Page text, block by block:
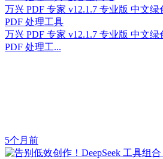
万兴 PDF 专家 v12.1.7 专业版 中文
PDF 处理工具
万兴 PDF 专家 v12.1.7 专业版 中文
PDF 处理工...
5个月前